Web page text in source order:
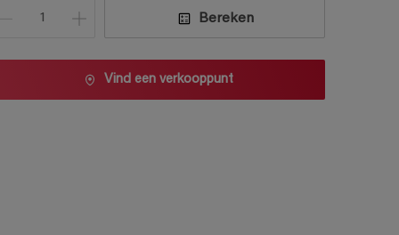
Bereken
Vind een verkooppunt